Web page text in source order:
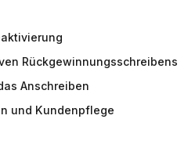
Rückgewinnungsschreibens
Anschreiben
und Kundenpflege